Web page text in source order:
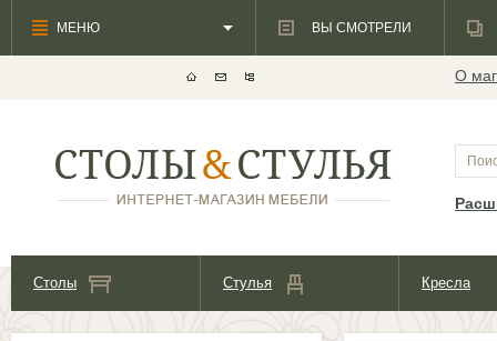
О
Столы Стулья Кресла
МЕНЮ ВЫ СМОТРЕЛИ